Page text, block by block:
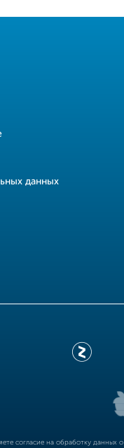
данных
согласие на обработку